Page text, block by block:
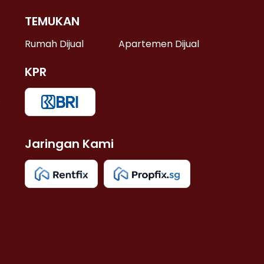
TEMUKAN
Rumah Dijual Apartemen Dijual
KPR
Jaringan Kami